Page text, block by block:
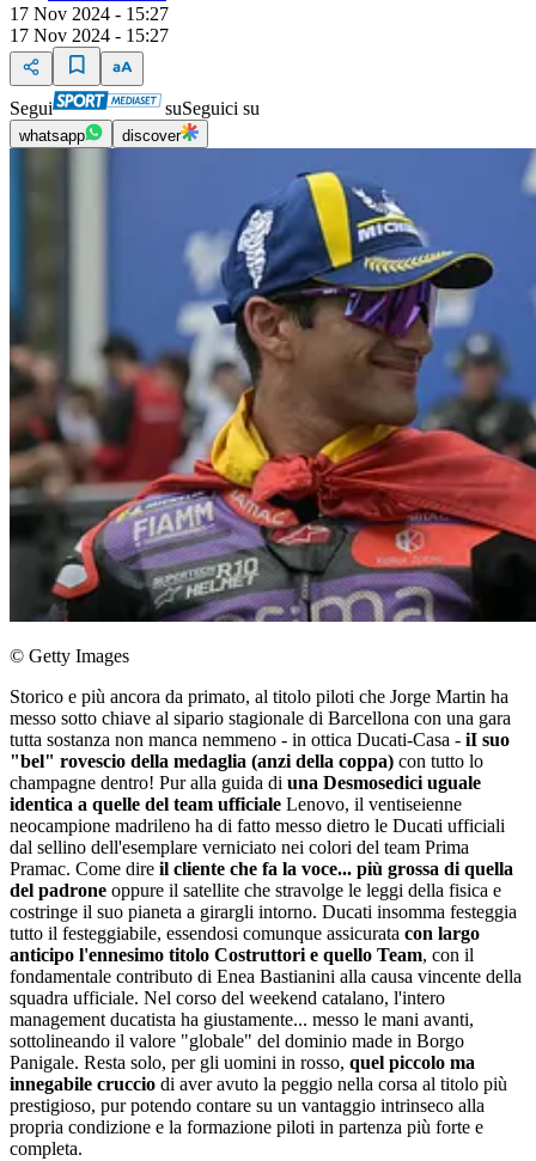
17 Nov 2024 - 15:27
17 Nov 2024 - 15:27
Segui suSeguici su
whatsapp discover
© Getty Images
Storico e più ancora da primato, al titolo piloti che Jorge Martin ha
messo sotto chiave al sipario stagionale di Barcellona con una gara
tutta sostanza non manca nemmeno - in ottica Ducati-Casa - iI suo
"bel" rovescio della medaglia (anzi della coppa) con tutto lo
champagne dentro! Pur alla guida di una Desmosedici uguale
identica a quelle del team ufficiale Lenovo, il ventiseienne
neocampione madrileno ha di fatto messo dietro le Ducati ufficiali
dal sellino dell'esemplare verniciato nei colori del team Prima
Pramac. Come dire il cliente che fa la voce... più grossa di quella
del padrone oppure il satellite che stravolge le leggi della fisica e
costringe il suo pianeta a girargli intorno. Ducati insomma festeggia
tutto il festeggiabile, essendosi comunque assicurata con largo
anticipo l'ennesimo titolo Costruttori e quello Team, con il
fondamentale contributo di Enea Bastianini alla causa vincente della
squadra ufficiale. Nel corso del weekend catalano, l'intero
management ducatista ha giustamente... messo le mani avanti,
sottolineando il valore "globale" del dominio made in Borgo
Panigale. Resta solo, per gli uomini in rosso, quel piccolo ma
innegabile cruccio di aver avuto la peggio nella corsa al titolo più
prestigioso, pur potendo contare su un vantaggio intrinseco alla
propria condizione e la formazione piloti in partenza più forte e
completa.